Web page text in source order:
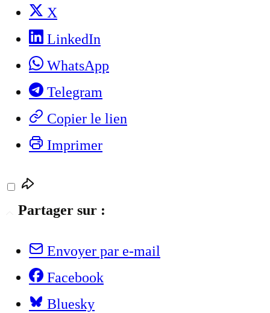
X
LinkedIn
WhatsApp
Telegram
Copier le lien
Imprimer
Partager sur :
Envoyer par e-mail
Facebook
Bluesky